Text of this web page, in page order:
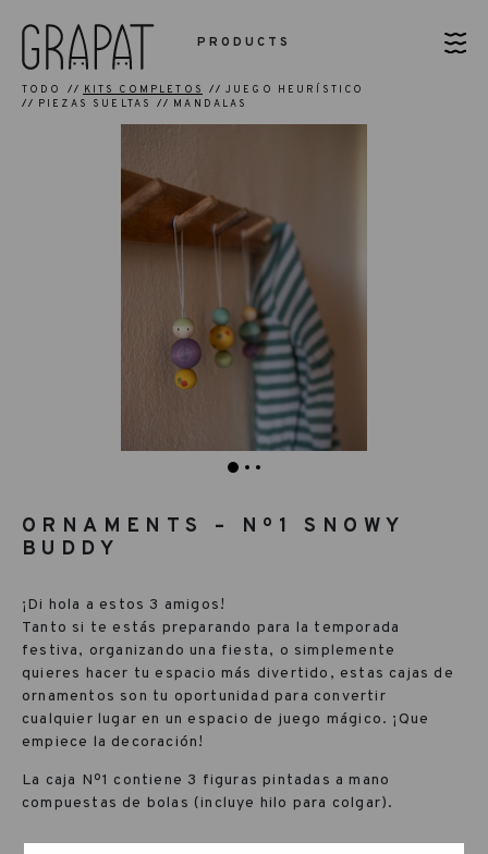
PRODUCTS
TODO KITS COMPLETOS
JUEGO HEURÍSTICO
PIEZAS SUELTAS
MANDALAS
ORNAMENTS – Nº1 SNOWY
BUDDY
¡Di hola a estos 3 amigos!
Tanto si te estás preparando para la temporada
festiva, organizando una fiesta, o simplemente
quieres hacer tu espacio más divertido, estas cajas de
ornamentos son tu oportunidad para convertir
cualquier lugar en un espacio de juego mágico. ¡Que
empiece la decoración!
La caja Nº1 contiene 3 figuras pintadas a mano
compuestas de bolas (incluye hilo para colgar).